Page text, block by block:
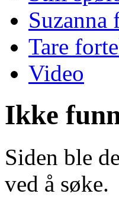
Tare
Video
Ikke
Siden ble
ved å søke.